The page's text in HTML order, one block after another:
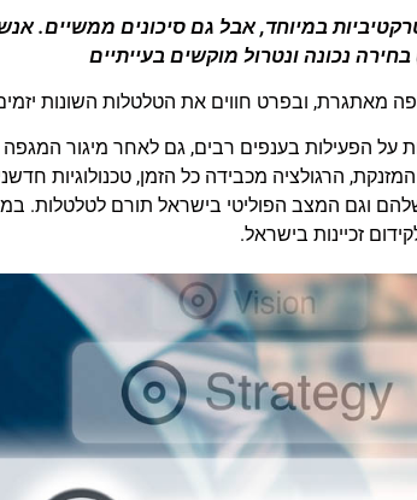
במיוחד, אבל גם סיכונים ממשיים.
נכונה ונטרול מוקשים בעייתיים
מאתגרת, ובפרט חווים את הטלטלות השונות
שונות על הפעילות בענפים רבים, גם לאחר מיגור
הרגולציה מכבידה כל הזמן, טכנולוגיות
וגם המצב הפוליטי בישראל תורם לטלטלות.
זכיינות בישראל.